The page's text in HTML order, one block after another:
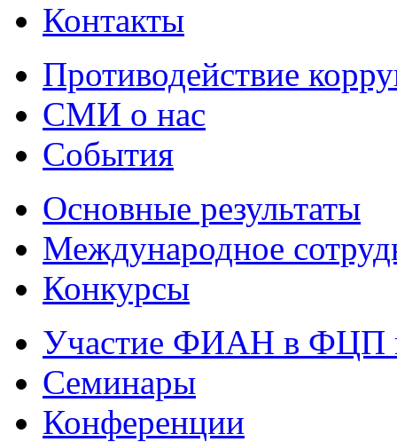
Контакты
Противодействие
СМИ о нас
События
Основные результаты
Международное
Конкурсы
Участие ФИАН в ФЦП
Семинары
Конференции